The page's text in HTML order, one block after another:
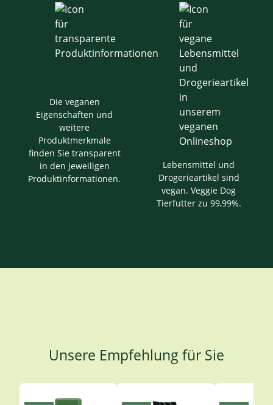
Die veganen
Eigenschaften und
weitere
Produktmerkmale
finden Sie transparent
in den jeweiligen
Produktinformationen.
Lebensmittel und
Drogerieartikel sind
vegan. Veggie Dog
Tierfutter zu 99,99%.
Unsere Empfehlung für Sie
Produktgalerie überspringen